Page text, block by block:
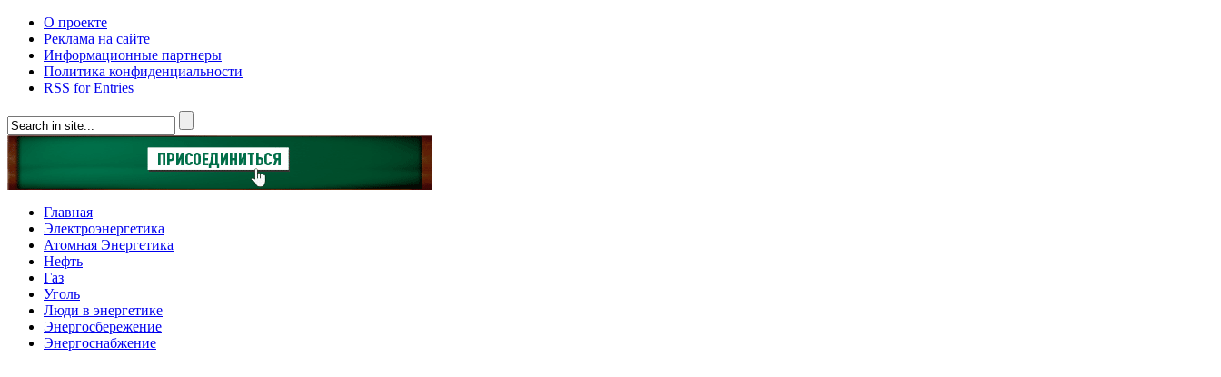
О проекте
Реклама на сайте
Информационные партнеры
Политика конфиденциальности
RSS for Entries
Главная
Электроэнергетика
Атомная Энергетика
Нефть
Газ
Уголь
Люди в энергетике
Энергосбережение
Энергоснабжение